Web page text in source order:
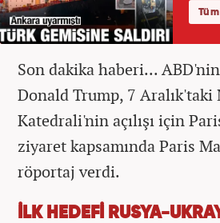
Son dakika haberi... ABD'nin
Donald Trump, 7 Aralık'taki
Katedrali'nin açılışı için
ziyaret kapsamında Paris
röportaj verdi.
İLK HEDEFİ RUSYA-